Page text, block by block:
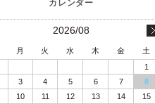
2026/08
月 火 水 木 金
土
1
3 4 5 6 7
8
10 11 12 13 14
15